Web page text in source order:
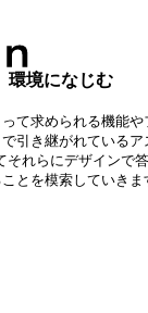
環境になじむ
て求められる機能や
引き継がれているア
それらにデザインで
とを模索していきま